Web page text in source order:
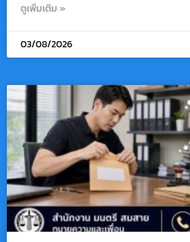
ดูเพิ่มเติม »
03/08/2026